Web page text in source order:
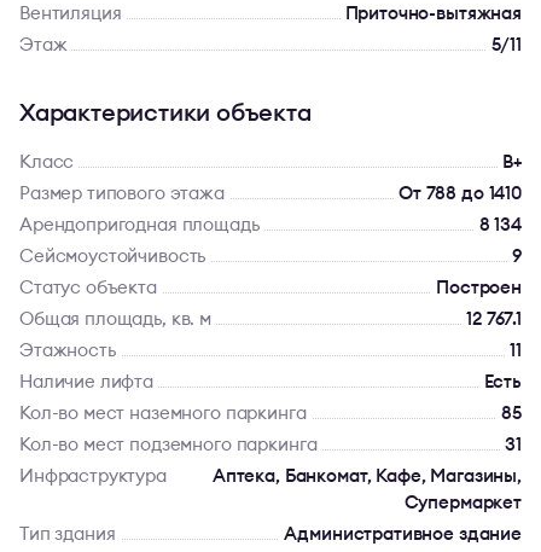
Вентиляция
Приточно-вытяжная
Этаж
5/11
Характеристики объекта
Класс
B+
Размер типового этажа
От 788 до 1410
Арендопригодная площадь
8 134
Сейсмоустойчивость
9
Статус объекта
Построен
Общая площадь, кв. м
12 767.1
Этажность
11
Наличие лифта
Есть
Кол-во мест наземного паркинга
85
Кол-во мест подземного паркинга
31
Инфраструктура
Аптека, Банкомат, Кафе, Магазины,
Супермаркет
Тип здания
Административное здание